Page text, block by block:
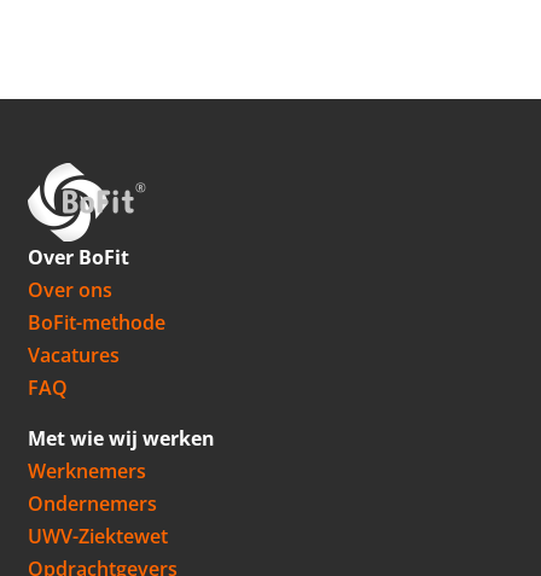
Over BoFit
Over ons
BoFit-methode
Vacatures
FAQ
Met wie wij werken
Werknemers
Ondernemers
UWV-Ziektewet
Opdrachtgevers